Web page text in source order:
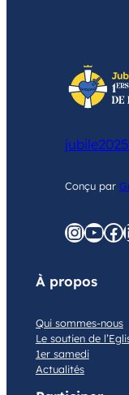
Conçu par
graphineo.comYouTube Facebook
À propos
Qui sommes-nous
Le soutien de
1er samedi
Actualités